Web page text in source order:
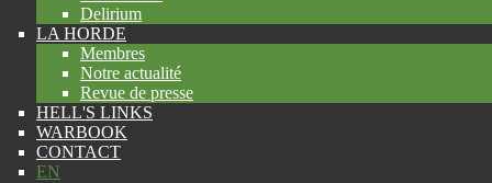
Delirium
LA HORDE
Membres
Notre actualité
Revue de presse
HELL'S LINKS
WARBOOK
CONTACT
EN